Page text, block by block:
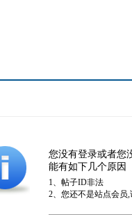
您没有登录或者您
能有如下几个原因
1、帖子ID非法
2、您还不是站点会员